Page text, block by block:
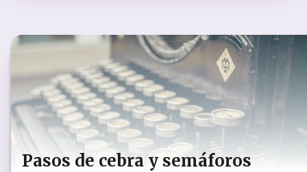
Pasos de cebra y semáforos